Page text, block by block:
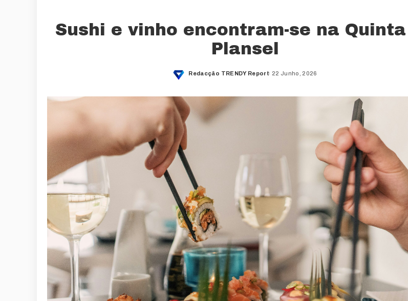
Sushi e vinho encontram-se na
Plansel
Posted
Redacção TRENDY Report 22 Junho, 2026